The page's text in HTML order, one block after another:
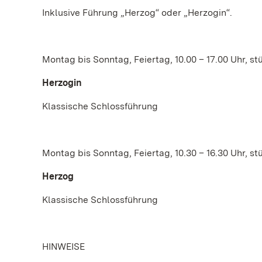
Inklusive Führung „Herzog“ oder „Herzogin“.
Montag bis Sonntag, Feiertag, 10.00 – 17.00 Uhr,
Herzogin
Klassische Schlossführung
Montag bis Sonntag, Feiertag, 10.30 – 16.30 Uhr,
Herzog
Klassische Schlossführung
HINWEISE